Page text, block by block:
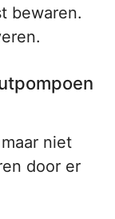
bewaren.
niet
door er